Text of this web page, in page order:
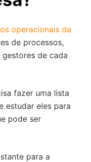
operacionais da
de processos,
de cada
fazer uma lista
estudar eles para
pode ser
para a